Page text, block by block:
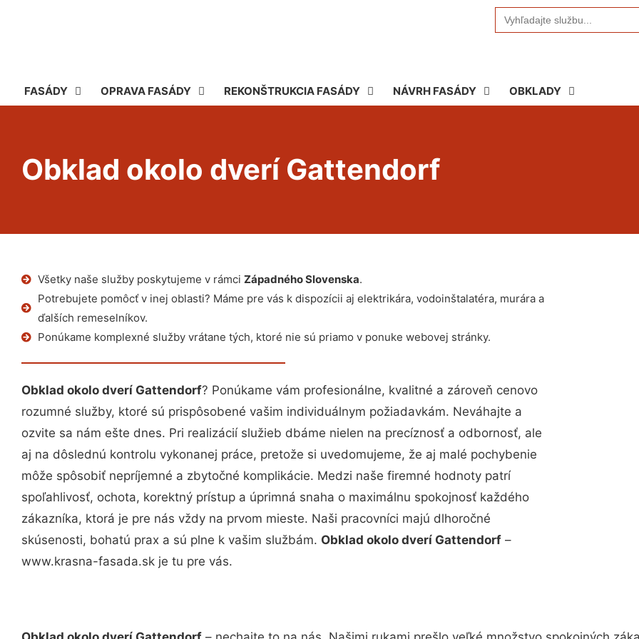
Search
for:
FASÁDY OPRAVA FASÁDY REKONŠTRUKCIA FASÁDY NÁVRH FASÁDY OBKLADY
Obklad okolo dverí Gattendorf
Všetky naše služby poskytujeme v rámci Západného Slovenska.
Potrebujete pomôcť v inej oblasti? Máme pre vás k dispozícii aj elektrikára, vodoinštalatéra, murára a
ďalších remeselníkov.
Ponúkame komplexné služby vrátane tých, ktoré nie sú priamo v ponuke webovej stránky.
Obklad okolo dverí Gattendorf? Ponúkame vám profesionálne, kvalitné a zároveň cenovo
rozumné služby, ktoré sú prispôsobené vašim individuálnym požiadavkám. Neváhajte a
ozvite sa nám ešte dnes. Pri realizácií služieb dbáme nielen na precíznosť a odbornosť, ale
aj na dôslednú kontrolu vykonanej práce, pretože si uvedomujeme, že aj malé pochybenie
môže spôsobiť nepríjemné a zbytočné komplikácie. Medzi naše firemné hodnoty patrí
spoľahlivosť, ochota, korektný prístup a úprimná snaha o maximálnu spokojnosť každého
zákazníka, ktorá je pre nás vždy na prvom mieste. Naši pracovníci majú dlhoročné
skúsenosti, bohatú prax a sú plne k vašim službám. Obklad okolo dverí Gattendorf –
www.krasna-fasada.sk je tu pre vás.